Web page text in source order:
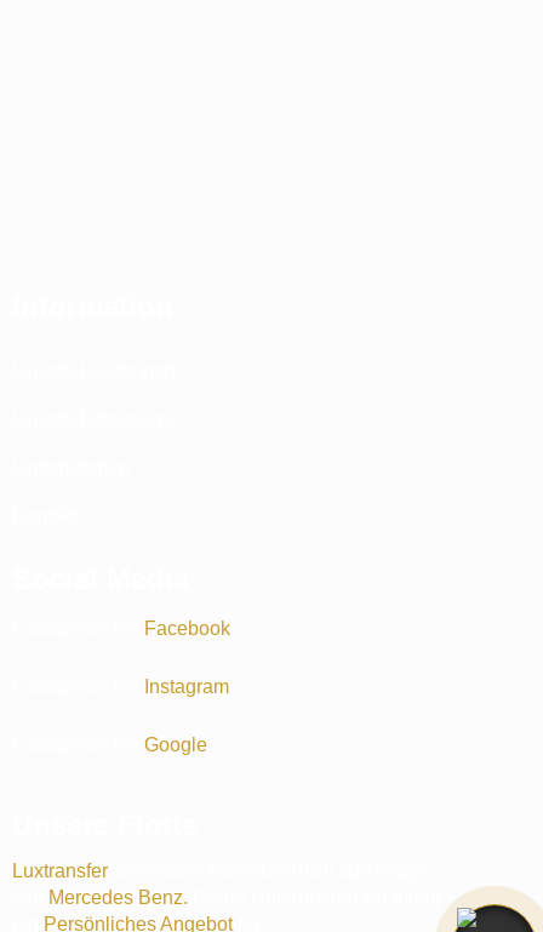
Facebook
Instagram
Google
Luxtransfer
Mercedes Benz.
Persönliches Angebotfür